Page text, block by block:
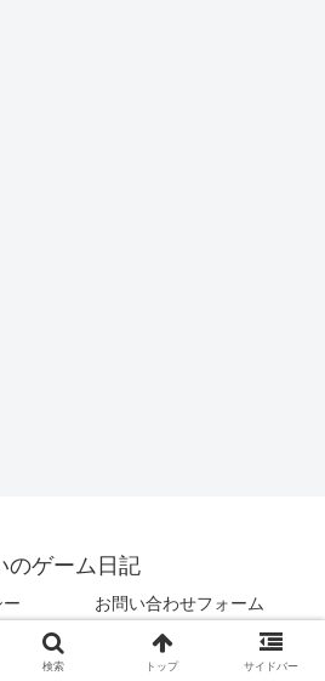
のゲーム日記
お問い合わせフォーム
ゆいのゲーム日記.
検索 トップ サイドバー